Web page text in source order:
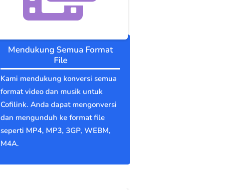
Mendukung Semua Format
File
Kami mendukung konversi semua
format video dan musik untuk
Cofilink. Anda dapat mengonversi
dan mengunduh ke format file
seperti MP4, MP3, 3GP, WEBM,
M4A.